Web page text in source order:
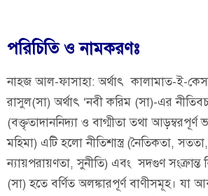
পরিচিতি ও নামকরণঃ
নাহজ আল-ফাসাহা: অর্থাৎ কালামাত-ই-
রাসুল(সা) অর্থাৎ ‘নবী করিম (সা)-এর
(বক্তৃতাদাননিদ্যা ও বাগ্মীতা তথা আড়ম্বরপূর্ণ
মহিমা) এটি হলো নীতিশাস্ত্র (নৈতিকতা, সততা,
ন্যায়পরায়ণতা, সুনীতি) এবং সদগুণ সংত্রুান্ত
(সা) হতে বর্ণিত অলঙ্কারপূর্ণ বাণীসমূহ। যা